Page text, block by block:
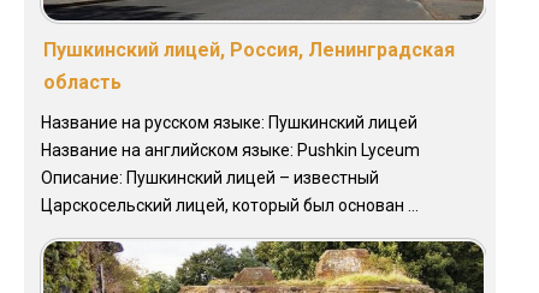
Пушкинский лицей, Россия, Ленинградская
область
Название на русском языке: Пушкинский лицей
Название на английском языке: Pushkin Lyceum
Описание: Пушкинский лицей – известный
Царскосельский лицей, который был основан ...